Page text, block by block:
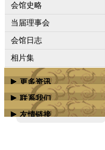
会馆史略
当届理事会
会馆日志
相片集
更多资讯
属下会馆
联系我们
友情链接